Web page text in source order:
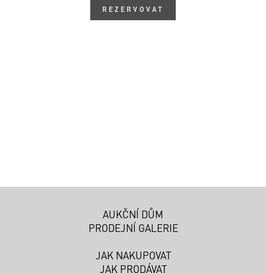
REZERVOVAT
AUKČNÍ DŮM
PRODEJNÍ GALERIE
JAK NAKUPOVAT
JAK PRODÁVAT